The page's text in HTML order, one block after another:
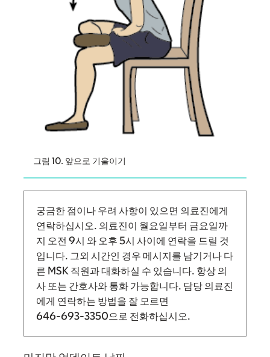
그림 10. 앞으로 기울이기
궁금한 점이나 우려 사항이 있으면 의료진에게
연락하십시오. 의료진이 월요일부터 금요일까
지 오전 9시 와 오후 5시 사이에 연락을 드릴 것
입니다. 그외 시간인 경우 메시지를 남기거나 다
른 MSK 직원과 대화하실 수 있습니다. 항상 의
사 또는 간호사와 통화 가능합니다. 담당 의료진
에게 연락하는 방법을 잘 모르면
646-693-3350으로 전화하십시오.